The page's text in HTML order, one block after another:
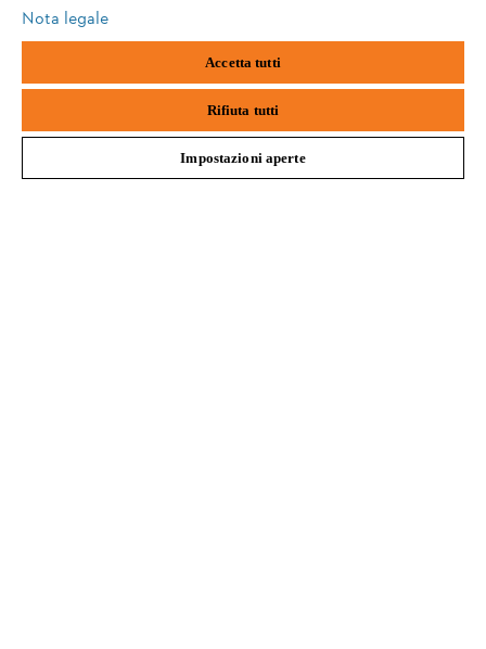
L’azienda
safari edge
Nota legale
Accetta tutti
Rifiuta tutti
Impostazioni aperte